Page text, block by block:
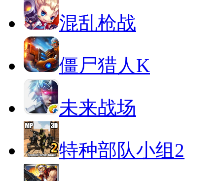
混乱枪战
僵尸猎人K
未来战场
特种部队小组2